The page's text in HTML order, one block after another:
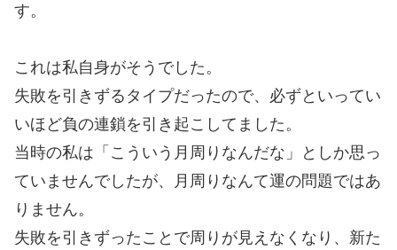
す。
これは私自身がそうでした。
失敗を引きずるタイプだったので、必ずといってい
いほど負の連鎖を引き起こしてました。
当時の私は「こういう月周りなんだな」としか思っ
ていませんでしたが、月周りなんて運の問題ではあ
りません。
失敗を引きずったことで周りが見えなくなり、新た